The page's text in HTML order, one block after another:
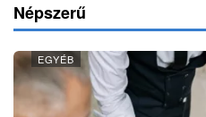
Népszerű
EGYÉB